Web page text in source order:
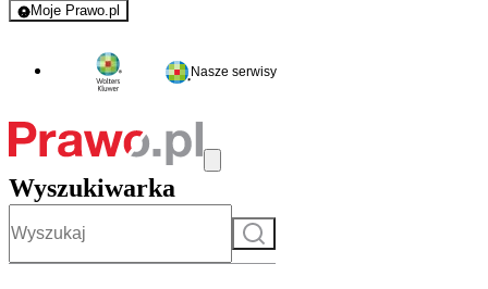
Moje Prawo.pl
- rejestracja i logowanie do serwisu
Nasze serwisy
Wyszukiwarka
Szukaj